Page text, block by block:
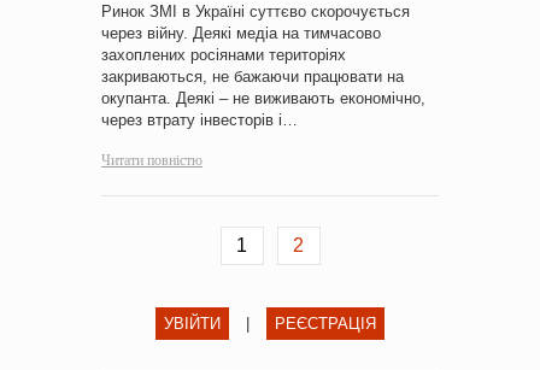
Ринок ЗМІ в Україні суттєво скорочується
через війну. Деякі медіа на тимчасово
захоплених росіянами територіях
закриваються, не бажаючи працювати на
окупанта. Деякі – не виживають економічно,
через втрату інвесторів і…
Читати повністю
1 2
УВІЙТИ | РЕЄСТРАЦІЯ